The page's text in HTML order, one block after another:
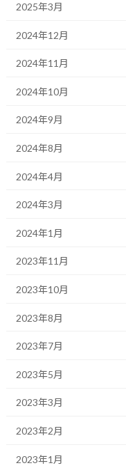
2025年3月
2024年12月
2024年11月
2024年10月
2024年9月
2024年8月
2024年4月
2024年3月
2024年1月
2023年11月
2023年10月
2023年8月
2023年7月
2023年5月
2023年3月
2023年2月
2023年1月